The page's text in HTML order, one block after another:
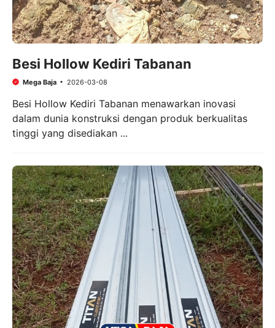
Besi Hollow Kediri Tabanan
Mega Baja 2026-03-08
Besi Hollow Kediri Tabanan menawarkan inovasi
dalam dunia konstruksi dengan produk berkualitas
tinggi yang disediakan ...